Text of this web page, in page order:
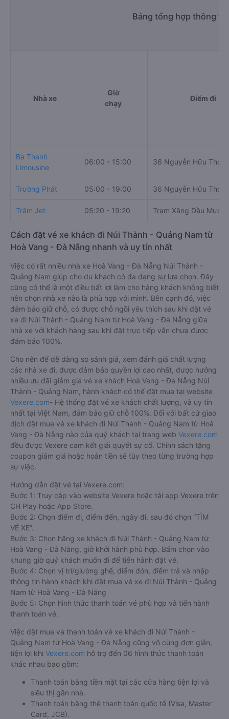
Bảng tổng hợp thông
Nhà xe
Giờ
chạy
Điểm đi
Ba Thanh
Limousine
06:00 - 15:00 36 Nguyễn Hữu Thọ
Trường Phát 05:00 - 19:00 36 Nguyễn Hữu Thọ
Trâm Jet 05:20 - 19:20 Trạm Xăng Dầu Mười
Cách đặt vé xe khách đi Núi Thành - Quảng Nam từ
Hoà Vang - Đà Nẵng nhanh và uy tín nhất
Việc có rất nhiều nhà xe Hoà Vang - Đà Nẵng Núi Thành -
Quảng Nam giúp cho du khách có đa dạng sự lựa chọn. Đây
cũng có thể là một điều bất lợi làm cho hàng khách không biết
nên chọn nhà xe nào là phù hợp với mình. Bên cạnh đó, việc
đảm bảo giữ chỗ, có được chỗ ngồi yêu thích sau khi đặt vé
xe đi Núi Thành - Quảng Nam từ Hoà Vang - Đà Nẵng giữa
nhà xe với khách hàng sau khi đặt trực tiếp vẫn chưa được
đảm bảo 100%.
Cho nên để dễ dàng so sánh giá, xem đánh giá chất lượng
các nhà xe đi, được đảm bảo quyền lợi cao nhất, được hưởng
nhiều ưu đãi giảm giá vé xe khách Hoà Vang - Đà Nẵng Núi
Thành - Quảng Nam, hành khách có thể đặt mua tại website
Vexere.com- Hệ thống đặt vé xe khách chất lượng, và uy tín
nhất tại Việt Nam, đảm bảo giữ chỗ 100%. Đối với bất cứ giao
dịch đặt mua vé xe khách đi Núi Thành - Quảng Nam từ Hoà
Vang - Đà Nẵng nào của quý khách tại trang web Vexere.com
đều được Vexere cam kết giải quyết sự cố. Chính sách tặng
coupon giảm giá hoặc hoàn tiền sẽ tùy theo từng trường hợp
sự việc.
Hướng dẫn đặt vé tại Vexere.com:
Bước 1: Truy cập vào website Vexere hoặc tải app Vexere trên
CH Play hoặc App Store.
Bước 2: Chọn điểm đi, điểm đến, ngày đi, sau đó chọn “TÌM
VÉ XE”.
Bước 3: Chọn hãng xe khách đi Núi Thành - Quảng Nam từ
Hoà Vang - Đà Nẵng, giờ khởi hành phù hợp. Bấm chọn vào
khung giờ quý khách muốn đi để tiến hành đặt vé.
Bước 4: Chọn vị trí/giường ghế, điểm đón, điểm trả và nhập
thông tin hành khách khi đặt mua vé xe đi Núi Thành - Quảng
Nam từ Hoà Vang - Đà Nẵng
Bước 5: Chọn hình thức thanh toán vé phù hợp và tiến hành
thanh toán vé.
Việc đặt mua và thanh toán vé xe khách đi Núi Thành -
Quảng Nam từ Hoà Vang - Đà Nẵng cũng vô cùng đơn giản,
tiện lợi khi Vexere.com hỗ trợ đến 06 hình thức thanh toán
khác nhau bao gồm:
Thanh toán bằng tiền mặt tại các cửa hàng tiện lợi và
siêu thị gần nhà.
Thanh toán bằng thẻ thanh toán quốc tế (Visa, Master
Card, JCB).